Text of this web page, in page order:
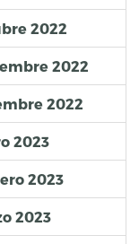
2022
2022
2022
2023
2023
2023